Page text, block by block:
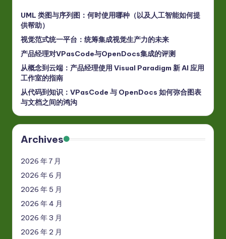
UML 类图与序列图：何时使用哪种（以及人工智能如何提
供帮助）
视觉范式统一平台：统筹集成视觉生产力的未来
产品经理对VPasCode与OpenDocs集成的评测
从概念到云端：产品经理使用 Visual Paradigm 新 AI 应用
工作室的指南
从代码到知识：VPasCode 与 OpenDocs 如何弥合图表
与文档之间的鸿沟
Archives
2026 年 7 月
2026 年 6 月
2026 年 5 月
2026 年 4 月
2026 年 3 月
2026 年 2 月